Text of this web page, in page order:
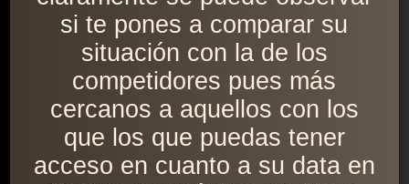
si te pones a comparar su
situación con la de los
competidores pues más
cercanos a aquellos con los
que los que puedas tener
acceso en cuanto a su data en